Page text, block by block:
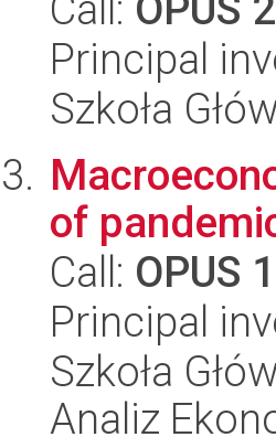
Principal
Szkoła
of
Call: OPUS
Principal
Szkoła
Analiz